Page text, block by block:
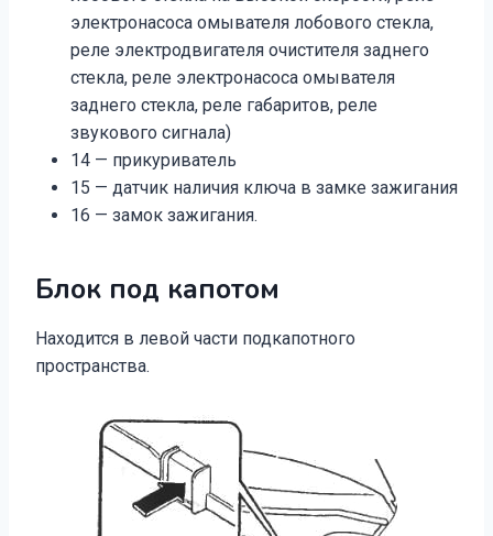
электронасоса омывателя лобового стекла,
реле электродвигателя очи­стителя заднего
стекла, реле электронасоса омывателя
заднего стекла, реле габаритов, реле
звукового сигнала)
14 — прикуриватель
15 — датчик наличия ключа в замке зажигания
16 — замок зажигания.
Блок под капотом
Находится в левой части подкапотного
пространства.